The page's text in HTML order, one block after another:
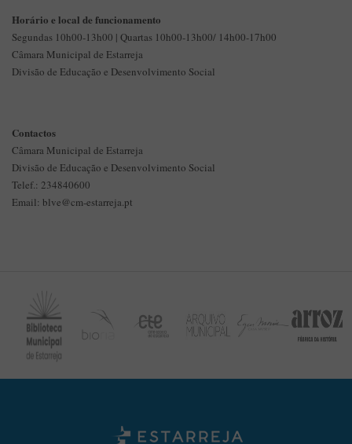
Horário e local de funcionamento
Segundas 10h00-13h00 | Quartas 10h00-13h00/ 14h00-17h00
Câmara Municipal de Estarreja
Divisão de Educação e Desenvolvimento Social
Contactos
Câmara Municipal de Estarreja
Divisão de Educação e Desenvolvimento Social
Telef.: 234840600
Email: blve@cm-estarreja.pt